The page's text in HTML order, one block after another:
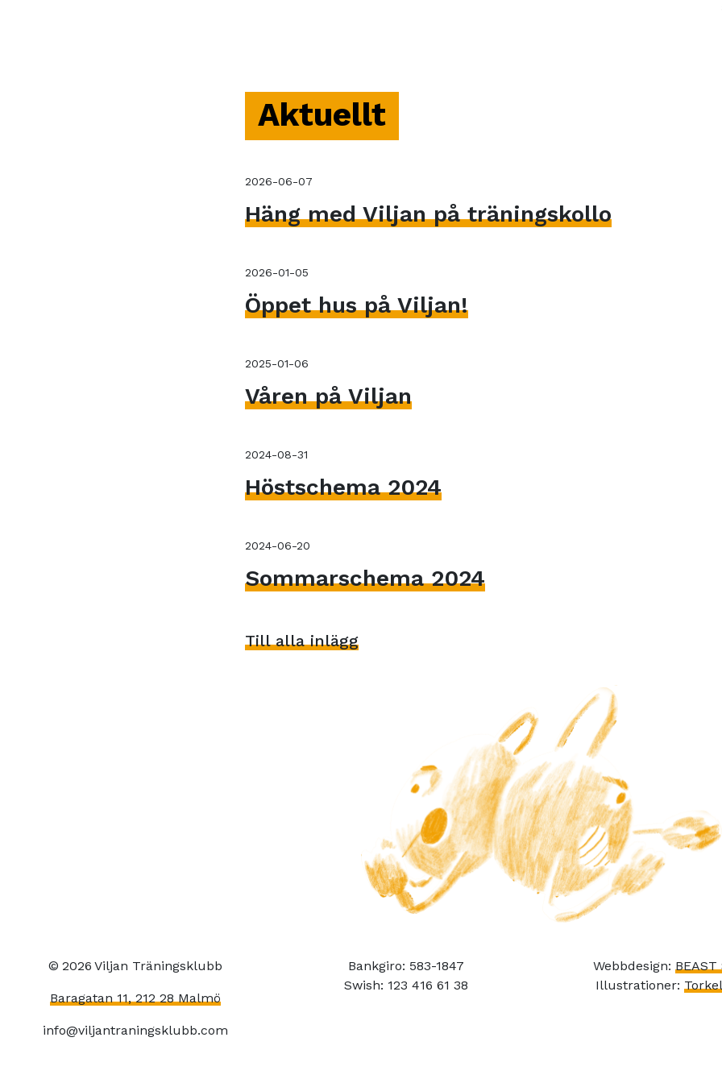
Aktuellt
2026-06-07
Häng med Viljan på träningskollo
2026-01-05
Öppet hus på Viljan!
2025-01-06
Våren på Viljan
2024-08-31
Höstschema 2024
2024-06-20
Sommarschema 2024
Till alla inlägg
© 2026 Viljan Träningsklubb
Baragatan 11, 212 28 Malmö
info@viljantraningsklubb.com
Bankgiro: 583-1847
Swish: 123 416 61 38
Webbdesign:
Illustrationer: